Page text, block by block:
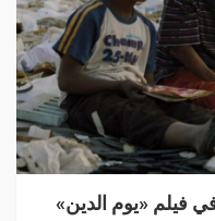
فيلم «يوم الدين»